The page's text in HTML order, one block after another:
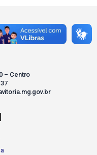
– Centro